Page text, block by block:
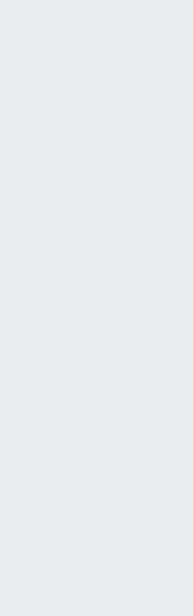
un panou
× 466 pixeli și
un acronim
temperatură
schimba
de modul în
de
tactilă, pe
în ceas și în